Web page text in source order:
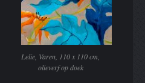
Lelie, Varen, 110 x 110 cm,
olieverf op doek